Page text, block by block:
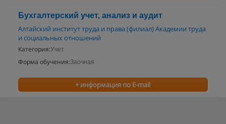
Бухгалтерский учет, анализ и аудит
Алтайский институт труда и права (филиал) Академии труда
и социальных отношений
Категория:Учет
Форма обучения:Заочная
+ информация по E-mail